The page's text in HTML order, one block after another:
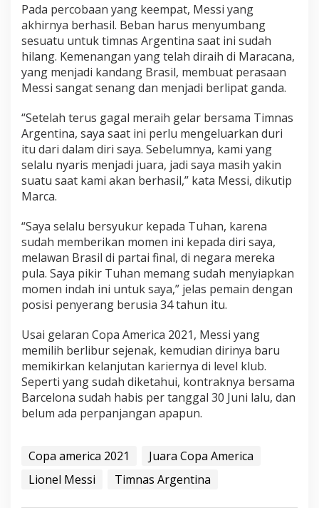
r
g
e
n
t
i
a
Pada percobaan yang keempat, Messi yang
akhirnya berhasil. Beban harus menyumbang
sesuatu untuk timnas Argentina saat ini sudah
hilang. Kemenangan yang telah diraih di Maracana,
yang menjadi kandang Brasil, membuat perasaan
Messi sangat senang dan menjadi berlipat ganda.
“Setelah terus gagal meraih gelar bersama Timnas
Argentina, saya saat ini perlu mengeluarkan duri
itu dari dalam diri saya. Sebelumnya, kami yang
selalu nyaris menjadi juara, jadi saya masih yakin
suatu saat kami akan berhasil,” kata Messi, dikutip
Marca.
“Saya selalu bersyukur kepada Tuhan, karena
sudah memberikan momen ini kepada diri saya,
melawan Brasil di partai final, di negara mereka
pula. Saya pikir Tuhan memang sudah menyiapkan
momen indah ini untuk saya,” jelas pemain dengan
posisi penyerang berusia 34 tahun itu.
Usai gelaran Copa America 2021, Messi yang
memilih berlibur sejenak, kemudian dirinya baru
memikirkan kelanjutan kariernya di level klub.
Seperti yang sudah diketahui, kontraknya bersama
Barcelona sudah habis per tanggal 30 Juni lalu, dan
belum ada perpanjangan apapun.
Copa america 2021
Juara Copa America
Lionel Messi
Timnas Argentina